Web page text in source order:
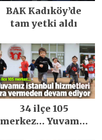
BAK Kadıköy’de
tam yetki aldı
34 ilçe 105
merkez… Yuvamız